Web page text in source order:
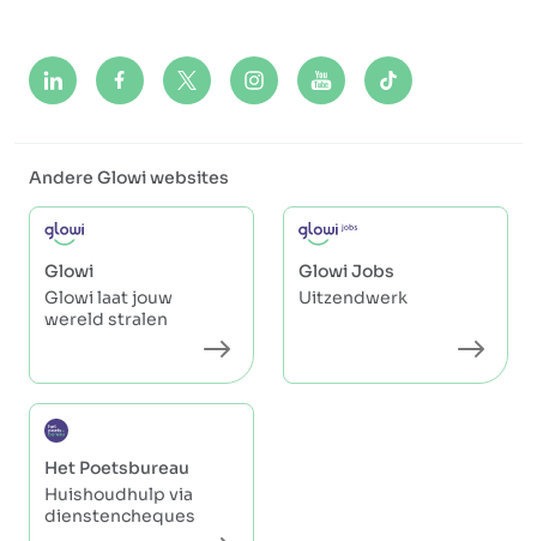
Andere Glowi websites
Glowi
Glowi laat jouw
wereld stralen
Glowi Jobs
Uitzendwerk
Het Poetsbureau
Huishoudhulp via
dienstencheques